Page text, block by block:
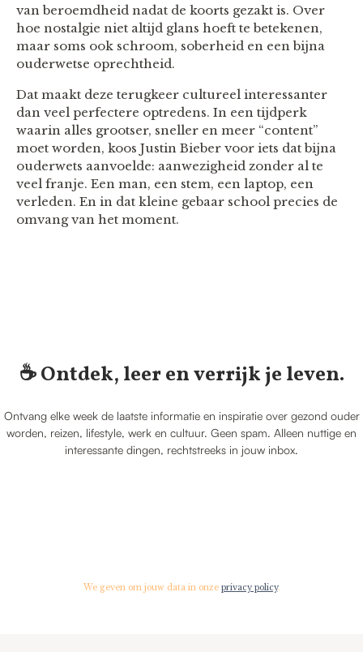
van beroemdheid nadat de koorts gezakt is. Over
hoe nostalgie niet altijd glans hoeft te betekenen,
maar soms ook schroom, soberheid en een bijna
ouderwetse oprechtheid.
Dat maakt deze terugkeer cultureel interessanter
dan veel perfectere optredens. In een tijdperk
waarin alles grootser, sneller en meer “content”
moet worden, koos Justin Bieber voor iets dat bijna
ouderwets aanvoelde: aanwezigheid zonder al te
veel franje. Een man, een stem, een laptop, een
verleden. En in dat kleine gebaar school precies de
omvang van het moment.
☕️ Ontdek, leer en verrijk je leven.
Ontvang elke week de laatste informatie en inspiratie over gezond ouder
worden, reizen, lifestyle, werk en cultuur. Geen spam. Alleen nuttige en
interessante dingen, rechtstreeks in jouw inbox.
We geven om jouw data in onze privacy policy.